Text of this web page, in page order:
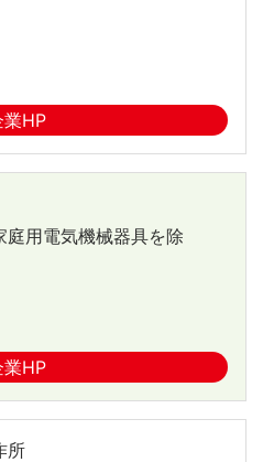
業HP
用電気機械器具を除
業HP
所